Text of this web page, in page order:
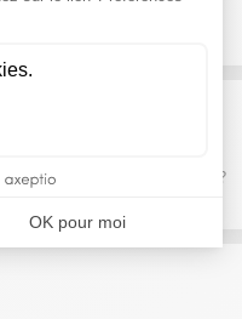
l’Union Européenne ?
la France et de l’Europe ?